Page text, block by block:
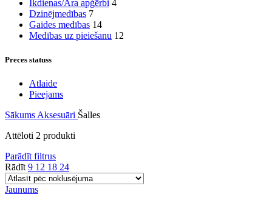
Ikdienas/Āra apģērbi 4
Dzinējmedības 7
Gaides medības 14
Medības uz pieiešanu 12
Preces statuss
Atlaide
Pieejams
Sākums Aksesuāri Šalles
Attēloti 2 produkti
Parādīt filtrus
Rādīt 9 12 18 24
Jaunums